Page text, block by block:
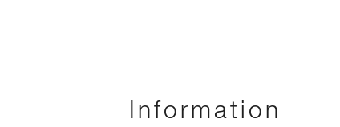
Information